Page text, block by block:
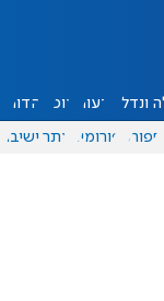
ונדל"ן דעות אוכל יהדות
ספורט פורומים אתר ישיבה